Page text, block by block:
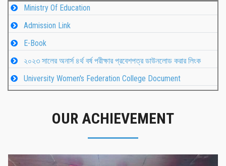
Ministry Of Education
Admission Link
E-Book
২০২৩ সালের অনার্স ৪র্থ বর্ষ পরীক্ষার প্রবেশপত্র ডাউনলোড করার লিংক
University Women's Federation College Document
OUR ACHIEVEMENT